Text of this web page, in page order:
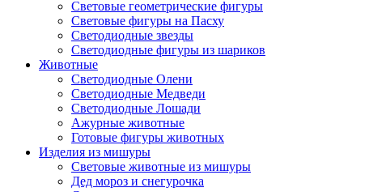
Световые геометрические фигуры
Световые фигуры на Пасху
Светодиодные звезды
Светодиодные фигуры из шариков
Животные
Светодиодные Олени
Светодиодные Медведи
Светодиодные Лошади
Ажурные животные
Готовые фигуры животных
Изделия из мишуры
Световые животные из мишуры
Дед мороз и снегурочка